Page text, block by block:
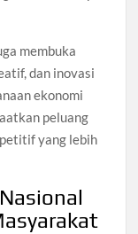
membuka
dan inovasi
ekonomi
peluang
yang lebih